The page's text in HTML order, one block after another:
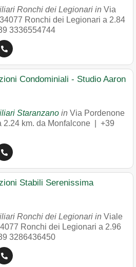
Ronchi dei Legionari in Via
34077 Ronchi dei Legionari a 2.84
3336554744
Condominiali - Studio Aaron
Staranzano in Via Pordenone
2.24 km. da Monfalcone | +39
Stabili Serenissima
Ronchi dei Legionari in Viale
Ronchi dei Legionari a 2.96
3286436450